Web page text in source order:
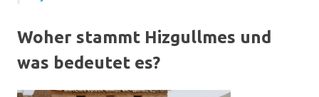
Woher stammt Hizgullmes und
was bedeutet es?